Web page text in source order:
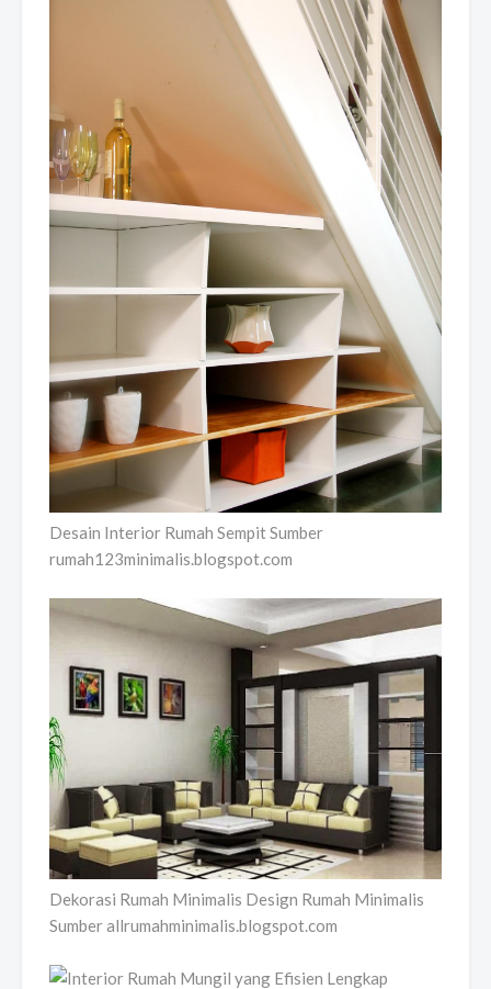
Desain Interior Rumah Sempit Sumber
rumah123minimalis.blogspot.com
Dekorasi Rumah Minimalis Design Rumah Minimalis
Sumber allrumahminimalis.blogspot.com